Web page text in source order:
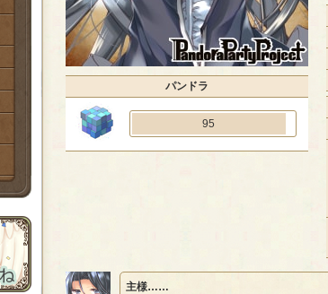
パンドラ
95
主様……